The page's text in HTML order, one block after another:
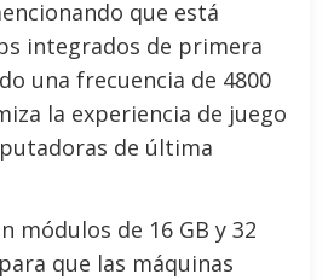
que está
integrados de primera
una frecuencia de 4800
la experiencia de juego
de última
módulos de 16 GB y 32
que las máquinas